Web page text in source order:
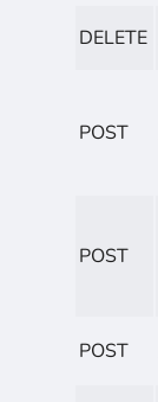
DELETE
POST
POST
POST